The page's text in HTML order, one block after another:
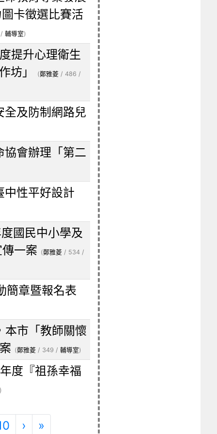
卡徵選比賽活
輔導室)
提升心理衛生
坊」
(鄭雅菱 / 486 /
全及防制網路兒
協會辦理「第二
中性平好設計
國民中小學及
一案 (鄭雅菱 / 534 /
簡章暨報名表
本市「教師關懷
(鄭雅菱 / 349 / 輔導室)
度『祖孫幸福
› 下一頁
»